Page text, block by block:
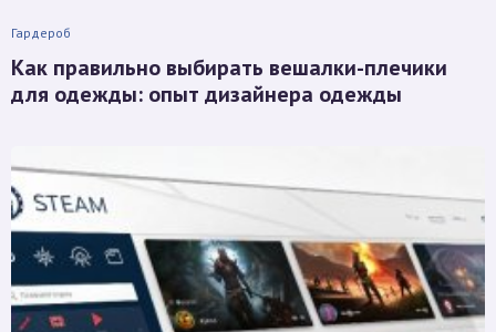
Гардероб
Как правильно выбирать вешалки-плечики
для одежды: опыт дизайнера одежды